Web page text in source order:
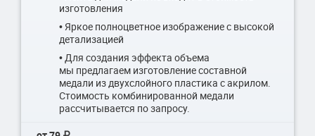
изготовления
• Яркое полноцветное изображение с высокой
детализацией
• Для создания эффекта объема
мы предлагаем изготовление составной
медали из двухслойного пластика с акрилом.
Стоимость комбинированной медали
рассчитывается по запросу.